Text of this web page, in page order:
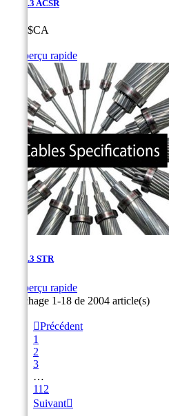
1-648.3 ACSR
0,00 $CA
Aperçu rapide
1-648.3 STR
Aperçu rapide
Affichage 1-18 de 2004 article(s)
Précédent
1
2
3
…
112
Suivant